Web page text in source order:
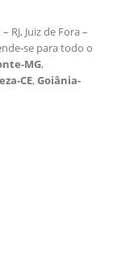
RJ, Juiz de Fora –
se para todo o
MG,
CE,Goiânia-